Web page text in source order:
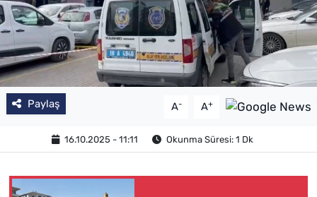
Paylaş A- A+
16.10.2025 - 11:11 Okunma Süresi: 1 Dk